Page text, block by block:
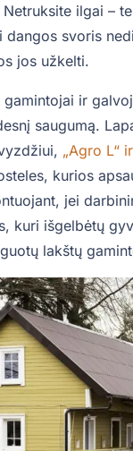
ilgai –
dangos svoris
jos užkelti.
gamintojai ir
saugumą.
„Agro L“
kurios
jei
kuri išgelbėtų
lakštų